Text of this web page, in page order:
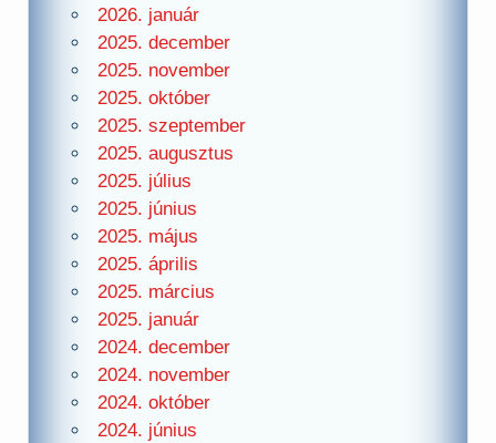
2026. január
2025. december
2025. november
2025. október
2025. szeptember
2025. augusztus
2025. július
2025. június
2025. május
2025. április
2025. március
2025. január
2024. december
2024. november
2024. október
2024. június